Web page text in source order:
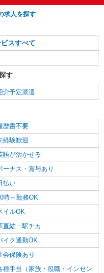
求人を探す
スすべて
す
介予定派遣
歴書不要
経験歓迎
語が活かせる
ーナス・賞与あり
払い
時～勤務OK
イルOK
直結・駅チカ
イク通勤OK
会保険あり
種手当（家族・役職・インセン